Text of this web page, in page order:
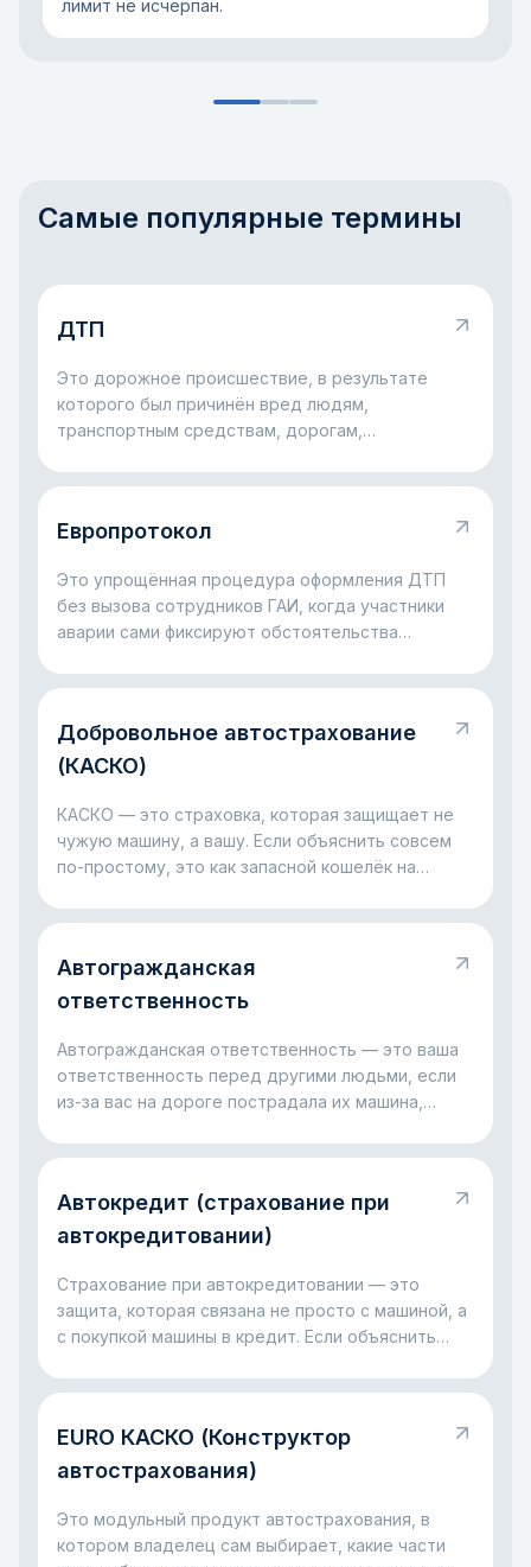
лимит не исчерпан.
Самые популярные термины
ДТП
Это дорожное происшествие, в результате
которого был причинён вред людям,
транспортным средствам, дорогам,
Европротокол
Это упрощённая процедура оформления ДТП
без вызова сотрудников ГАИ, когда участники
аварии сами фиксируют обстоятельства
Добровольное автострахование
(КАСКО)
КАСКО — это страховка, которая защищает не
чужую машину, а вашу. Если объяснить совсем
по-простому, это как запасной кошелёк на
разбитое стекло, ущерб на парковке, падение
КАСКО помогает не остаться один на один с
крупными расходами, когда с машиной случилась
Автогражданская
ответственность
Автогражданская ответственность — это ваша
ответственность перед другими людьми, если
из-за вас на дороге пострадала их машина,
это правило на случай, когда ошибка за рулём
простая: такая ответственность нужна, чтобы
пострадавший не оставался без компенсации, а
кармана.
Автокредит (страхование при
автокредитовании)
Страхование при автокредитовании — это
защита, которая связана не просто с машиной, а
с покупкой машины в кредит. Если объяснить
и хочет быть уверен, что с ним и с выплатами
автокредитом часто появляется страховка: она
помогает снизить риски для банка и для самого
неприятность.
EURO КАСКО (Конструктор
автострахования)
Это модульный продукт автострахования, в
котором владелец сам выбирает, какие части